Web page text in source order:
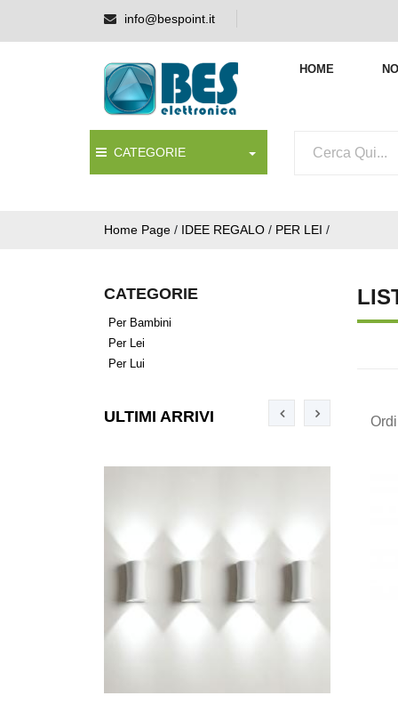
info@bespoint.it
HOME
CATEGORIE
Home Page / IDEE REGALO / PER LEI /
CATEGORIE
Per Bambini
Per Lei
Per Lui
ULTIMI ARRIVI